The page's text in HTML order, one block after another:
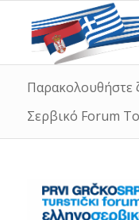
Παρακολουθήστε
Σερβικό Forum